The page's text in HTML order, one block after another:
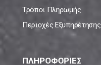
Τρόποι Πληρωμής
Περιοχές Εξυπηρέτησης
ΠΛΗΡΟΦΟΡΙΕΣ